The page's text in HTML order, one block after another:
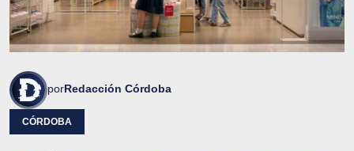
porRedacción Córdoba
CÓRDOBA